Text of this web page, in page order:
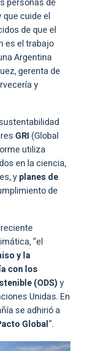
personas de
cuide el
de que el
es el trabajo
Argentina
gerenta de
y
GRI (Global
utiliza
en la ciencia,
yplanes de
de
“el
y la
con los
(ODS)y
Unidas. En
se adhirió a
Global“.